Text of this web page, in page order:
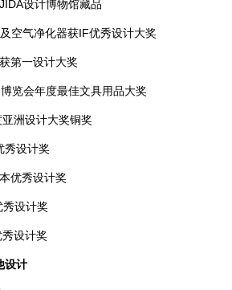
设计博物馆藏品
空气净化器获IF优秀设计大奖
第一设计大奖
览会年度最佳文具用品大奖
洲设计大奖铜奖
秀设计奖
优秀设计奖
设计奖
设计奖
设计